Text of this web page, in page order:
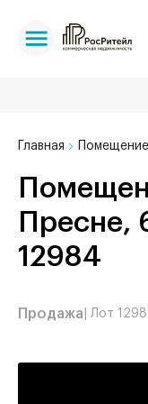
Главная
Помещение на Красной
Пресне,
12984
Продажа | Лот